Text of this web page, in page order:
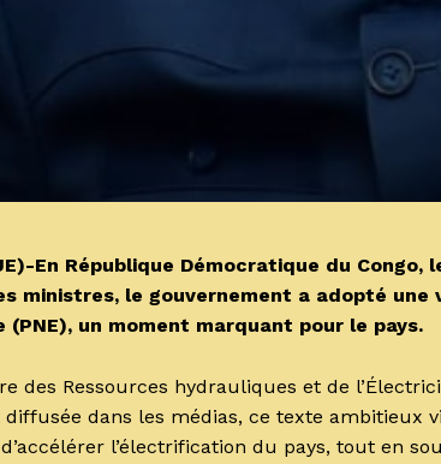
En République Démocratique du Congo,
ministres, le gouvernement a adopté une
(PNE), un moment marquant pour le pays.
des Ressources hydrauliques et de
dans les médias, ce texte ambitieux
l’électrification du pays, tout en